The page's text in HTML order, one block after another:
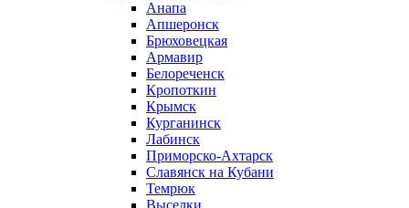
Анапа
Апшеронск
Брюховецкая
Армавир
Белореченск
Кропоткин
Крымск
Курганинск
Лабинск
Приморско-Ахтарск
Славянск на Кубани
Темрюк
Выселки